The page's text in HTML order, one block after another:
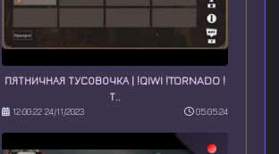
ПЯТНИЧНАЯ ТУСОВОЧКА | !QIWI !TORNADO !
Т..
12:00:22 24/11/2023 05:05:24